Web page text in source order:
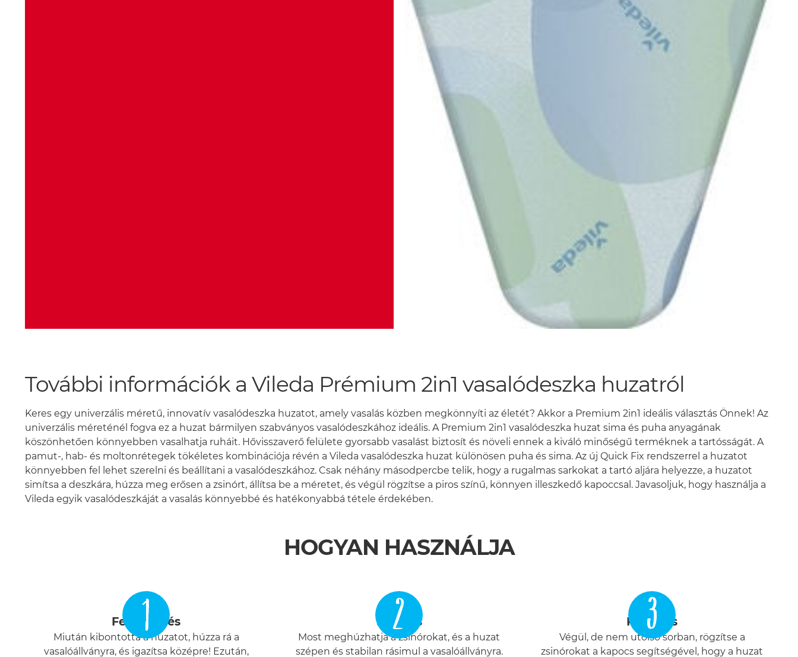
További információk a Vileda Prémium 2in1 vasalódeszka huzatról
Keres egy univerzális méretű, innovatív vasalódeszka huzatot, amely vasalás közben megkönnyíti az életét? Akkor a Premium 2in1 ideális választás Önnek! Az
univerzális méreténél fogva ez a huzat bármilyen szabványos vasalódeszkához ideális. A Premium 2in1 vasalódeszka huzat sima és puha anyagának
köszönhetően könnyebben vasalhatja ruháit. Hővisszaverő felülete gyorsabb vasalást biztosít és növeli ennek a kiváló minőségű terméknek a tartósságát. A
pamut-, hab- és moltonrétegek tökéletes kombinációja révén a Vileda vasalódeszka huzat különösen puha és sima. Az új Quick Fix rendszerrel a huzatot
könnyebben fel lehet szerelni és beállítani a vasalódeszkához. Csak néhány másodpercbe telik, hogy a rugalmas sarkokat a tartó aljára helyezze, a huzatot
simítsa a deszkára, húzza meg erősen a zsinórt, állítsa be a méretet, és végül rögzítse a piros színű, könnyen illeszkedő kapoccsal. Javasoljuk, hogy használja a
Vileda egyik vasalódeszkáját a vasalás könnyebbé és hatékonyabbá tétele érdekében.
HOGYAN HASZNÁLJA
1
Felhelyezés
Miután kibontotta a huzatot, húzza rá a
vasalóállványra, és igazítsa középre! Ezután,
2
Igazítás
Most meghúzhatja a zsinórokat, és a huzat
szépen és stabilan rásimul a vasalóállványra.
3
Rögzítés
Végül, de nem utolsó sorban, rögzítse a
zsinórokat a kapocs segítségével, hogy a huzat